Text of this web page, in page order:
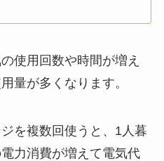
使用回数や時間が増え
量が多くなります。
を複数回使うと、1人暮
力消費が増えて電気代